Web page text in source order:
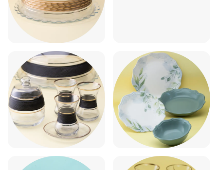
أباريق الشاي اطباق الكيك
اطباق سفرة اطقم الشاي